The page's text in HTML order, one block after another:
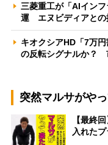
三菱重工が「AIイン
運 エヌビディアと
キオクシアHD「7万
の反転シグナルか？
突然マルサがやっ
【最終
入れた